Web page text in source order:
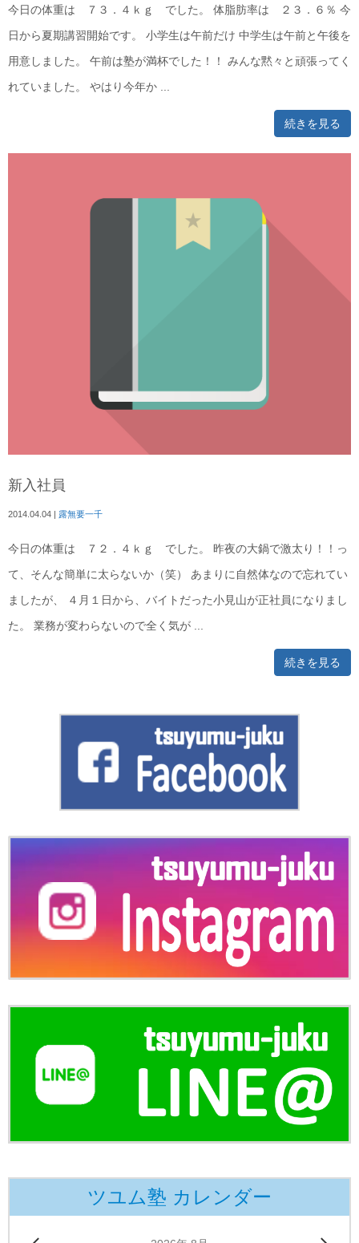
今日の体重は ７３．４ｋｇ でした。 体脂肪率は ２３．６％ 今
日から夏期講習開始です。 小学生は午前だけ 中学生は午前と午後を
用意しました。 午前は塾が満杯でした！！ みんな黙々と頑張ってく
れていました。 やはり今年か ...
続きを見る
新入社員
2014.04.04 | 露無要一千
今日の体重は ７２．４ｋｇ でした。 昨夜の大鍋で激太り！！っ
て、そんな簡単に太らないか（笑） あまりに自然体なので忘れてい
ましたが、 ４月１日から、バイトだった小見山が正社員になりまし
た。 業務が変わらないので全く気が ...
続きを見る
ツユム塾 カレンダー